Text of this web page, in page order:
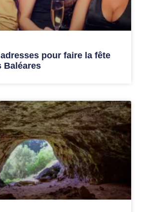
pour faire la fête
Baléares